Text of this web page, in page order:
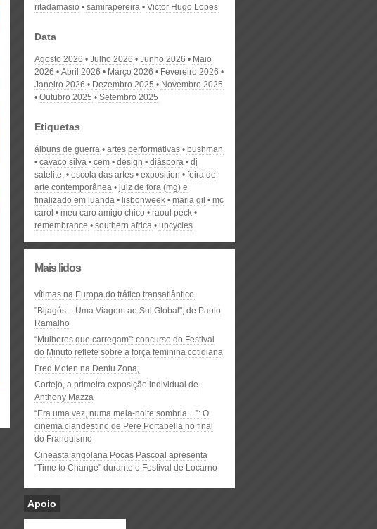
ritadamasio
samirapereira Victor Hugo Lopes
Data
Agosto 2026 Julho 2026 Junho 2026
Maio
2026
Abril 2026 Março 2026
Fevereiro 2026
Janeiro 2026
Dezembro 2025
Novembro 2025
Outubro 2025
Setembro 2025
Etiquetas
álbuns de guerra artes performativas
bushman
cavaco silva
cem design diáspora
dj
satelite.
escola das artes exposition
feira de
arte contemporânea
juiz de fora (mg) e
finalizado em luanda
lisbonweek maria gil
mc
carol
meu caro amigo chico
raoul peck
remembrance
southern africa upcycles
Mais lidos
vítimas na Europa do tráfico transatlântico
"Bijagós – Uma Viagem ao Sul Global", de Paulo
Ramalho
“Mulheres que carregam”: concurso do Festival
do Minuto reflete sobre a força feminina cotidiana
Fred Moten na Dentu Zona,
Cortejo, a primeira exposição individual de
Anthony Mazza
“Era uma vez, numa meia-noite sombria…”: O
cinema clandestino de Pere Portabella no final
do Franquismo
Cineasta angolana Pocas Pascoal apresenta
"Time to Change" durante o Festival de Locarno
Apoio